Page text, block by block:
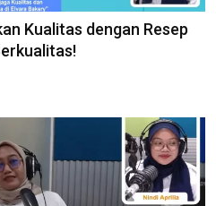
Kualitas dengan Resep